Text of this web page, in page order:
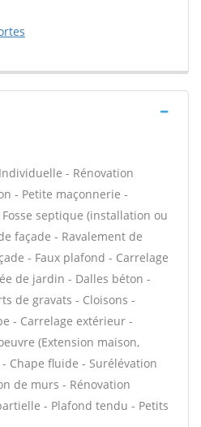
- Rénovation
- Petite maçonnerie -
septique (installation ou
façade - Ravalement de
- Faux plafond - Carrelage
de jardin - Dalles béton -
de gravats - Cloisons -
- Carrelage extérieur -
(Extension maison,
Chape fluide - Surélévation
de murs - Rénovation
- Plafond tendu - Petits